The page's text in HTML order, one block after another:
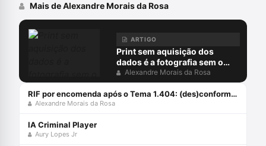
Mais de Alexandre Morais da Rosa
ARTIGO
Print sem aquisição dos
dados é a fotografia sem o
negativo
Alexandre Morais da Rosa
RIF por encomenda após o Tema 1.404: (des)conformidades
Alexandre Morais da Rosa
IA Criminal Player
Aury Lopes Jr